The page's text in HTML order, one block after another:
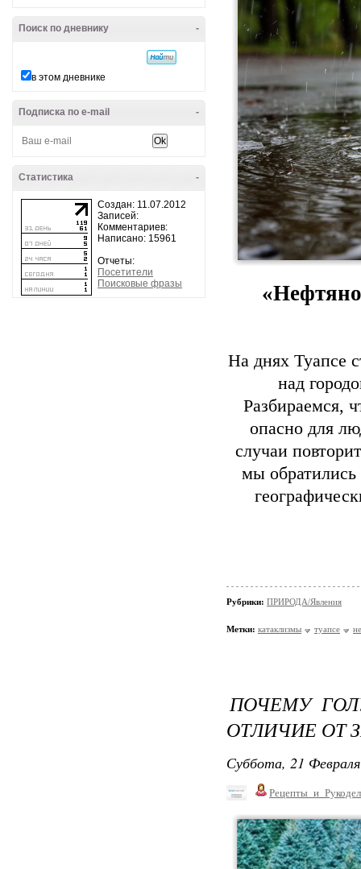
-
Поиск по дневнику
в этом дневнике
-
Подписка по e-mail
-
Статистика
Создан: 11.07.2012
Записей:
Комментариев:
Написано: 15961
Отчеты:
Посетители
Поисковые фразы
На днях Туапсе
над
Разбираемся,
опасно для
случаи
мы
Рубрики: ПРИРОДА/Явления
Метки: катаклизмы туапсе
ПОЧЕМУ
ОТЛИЧИЕ ОТ
Суббота, 21